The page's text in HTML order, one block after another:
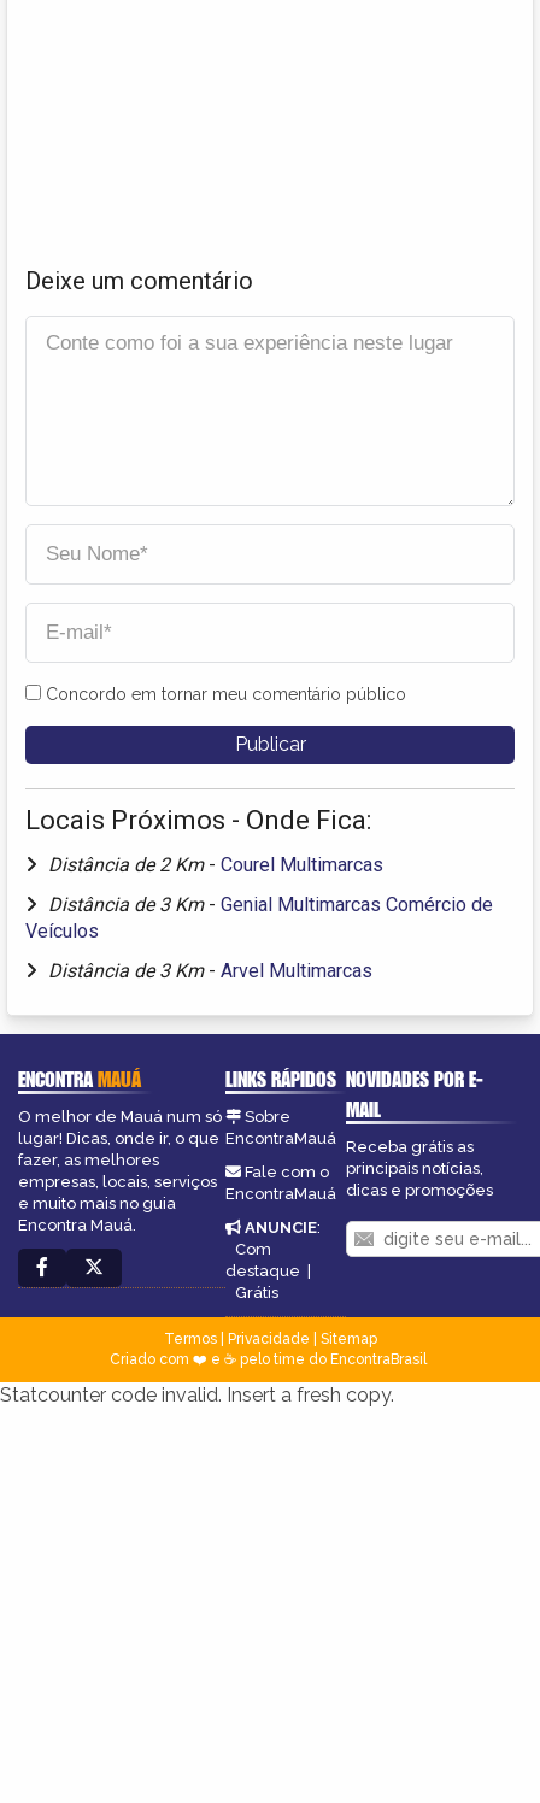
Deixe um comentário
Concordo em tornar meu comentário público
Locais Próximos - Onde Fica:
Distância de 2 Km - Courel Multimarcas
Distância de 3 Km - Genial Multimarcas Comércio de
Veículos
Distância de 3 Km - Arvel Multimarcas
ENCONTRAMAUÁ
O melhor de Mauá num só
lugar! Dicas, onde ir, o que
fazer, as melhores
empresas, locais, serviços
e muito mais no guia
Encontra Mauá.
LINKS RÁPIDOS
Sobre
EncontraMauá
Fale com o
EncontraMauá
ANUNCIE:
Com
destaque |
Grátis
NOVIDADES POR E-
MAIL
Receba grátis as
principais notícias,
dicas e promoções
Termos| Privacidade
Sitemap
Criado com ❤️ e ☕ pelo time do EncontraBrasil
Statcounter code invalid. Insert a fresh copy.